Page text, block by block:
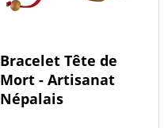
Bracelet Tête de
Mort - Artisanat
Népalais